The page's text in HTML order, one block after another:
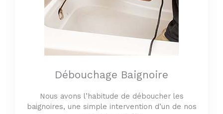
Débouchage Baignoire
Nous avons l’habitude de déboucher les
baignoires, une simple intervention d’un de nos